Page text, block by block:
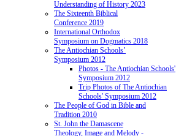
Understanding of History 2023
The Sixteenth Biblical
Conference 2019
International Orthodox
Symposium on Dogmatics 2018
The Antiochian Schools’
Symposium 2012
Photos - The Antiochian Schools'
Symposium 2012
Trip Photos of The Antiochian
Schools' Symposium 2012
The People of God in Bible and
Tradition 2010
St. John the Damascene
Theology, Image and Melody -